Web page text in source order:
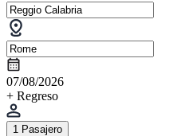
07/08/2026
+ Regreso
1 Pasajero